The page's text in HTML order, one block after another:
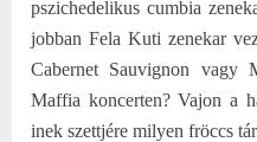
pszichedelikus cumbia
jobban Fela Kuti zenekar
Cabernet Sauvignon vagy
Maffia koncerten? Vajon a
inek szettjére milyen fröccs